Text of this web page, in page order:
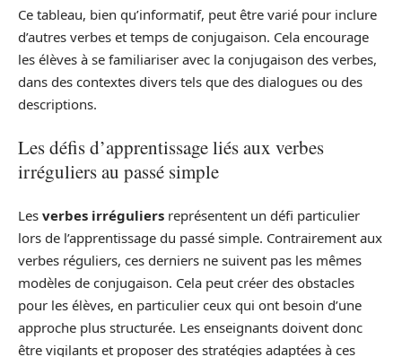
Ce tableau, bien qu’informatif, peut être varié pour inclure
d’autres verbes et temps de conjugaison. Cela encourage
les élèves à se familiariser avec la conjugaison des verbes,
dans des contextes divers tels que des dialogues ou des
descriptions.
Les défis d’apprentissage liés aux verbes
irréguliers au passé simple
Les verbes irréguliers représentent un défi particulier
lors de l’apprentissage du passé simple. Contrairement aux
verbes réguliers, ces derniers ne suivent pas les mêmes
modèles de conjugaison. Cela peut créer des obstacles
pour les élèves, en particulier ceux qui ont besoin d’une
approche plus structurée. Les enseignants doivent donc
être vigilants et proposer des stratégies adaptées à ces